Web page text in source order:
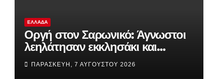
ΕΛΛΆΔΑ
Οργή στον Σαρωνικό: Άγνωστοι
λεηλάτησαν εκκλησάκι και
προκάλεσαν καταστροφές στο
Ιερό
ΠΑΡΑΣΚΕΥΉ, 7 ΑΥΓΟΎΣΤΟΥ 2026